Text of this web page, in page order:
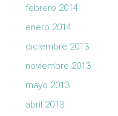
febrero 2014
enero 2014
diciembre 2013
noviembre 2013
mayo 2013
abril 2013